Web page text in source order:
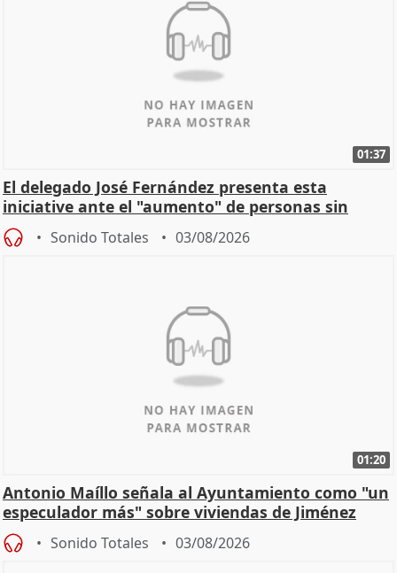
01:37
El delegado José Fernández presenta esta
iniciative ante el "aumento" de personas sin
hogar en Madri
Sonido Totales 03/08/2026
01:20
Antonio Maíllo señala al Ayuntamiento como "un
especulador más" sobre viviendas de Jiménez
Becerril
Sonido Totales 03/08/2026